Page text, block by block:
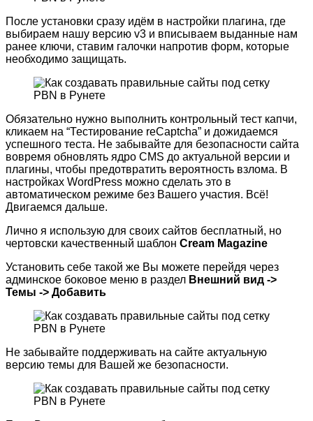
После установки сразу идём в настройки плагина, где
выбираем нашу версию v3 и вписываем выданные нам
ранее ключи, ставим галочки напротив форм, которые
необходимо защищать.
Обязательно нужно выполнить контрольный тест капчи,
кликаем на “Тестирование reCaptcha” и дожидаемся
успешного теста. Не забывайте для безопасности сайта
вовремя обновлять ядро CMS до актуальной версии и
плагины, чтобы предотвратить вероятность взлома. В
настройках WordPress можно сделать это в
автоматическом режиме без Вашего участия. Всё!
Двигаемся дальше.
Лично я использую для своих сайтов бесплатный, но
чертовски качественный шаблон Cream Magazine
Установить себе такой же Вы можете перейдя через
админское боковое меню в раздел Внешний вид ->
Темы -> Добавить
Не забывайте поддерживать на сайте актуальную
версию темы для Вашей же безопасности.